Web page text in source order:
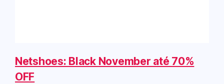
Netshoes: Black November até 70%
OFF